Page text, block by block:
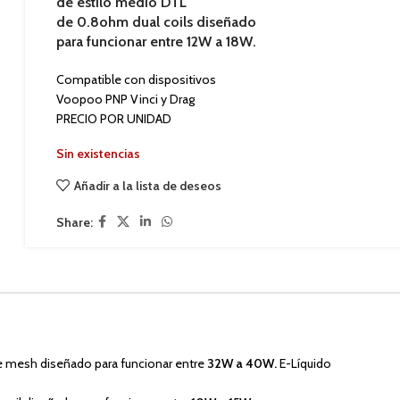
de 0.8ohm dual coils diseñado
para funcionar entre12W a 18W.
Compatible con dispositivos
Voopoo PNP Vinci y Drag
PRECIO POR UNIDAD
Sin existencias
Añadir a la lista de deseos
Share:
diseñado para funcionar entre 32W a 40W.E-Líquido